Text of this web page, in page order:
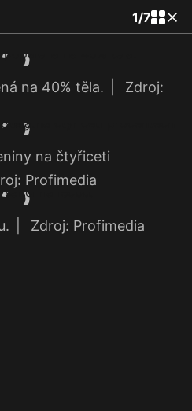
1/7
na 40% těla.
Zdroj:
na čtyřiceti
Profimedia
Zdroj: Profimedia